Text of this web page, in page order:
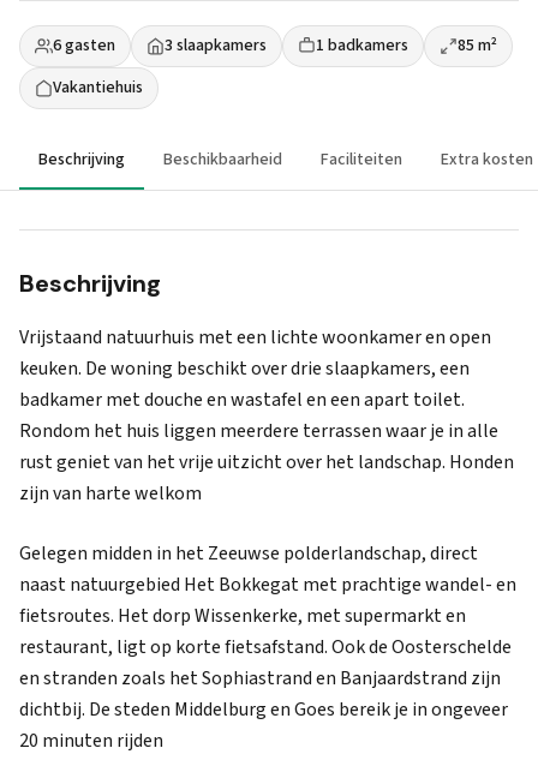
6 gasten 3 slaapkamers 1 badkamers
85 m²
Vakantiehuis
Beschrijving Beschikbaarheid Faciliteiten Extra kosten
Beschrijving
Vrijstaand natuurhuis met een lichte woonkamer en open
keuken. De woning beschikt over drie slaapkamers, een
badkamer met douche en wastafel en een apart toilet.
Rondom het huis liggen meerdere terrassen waar je in alle
rust geniet van het vrije uitzicht over het landschap. Honden
zijn van harte welkom
Gelegen midden in het Zeeuwse polderlandschap, direct
naast natuurgebied Het Bokkegat met prachtige wandel- en
fietsroutes. Het dorp Wissenkerke, met supermarkt en
restaurant, ligt op korte fietsafstand. Ook de Oosterschelde
en stranden zoals het Sophiastrand en Banjaardstrand zijn
dichtbij. De steden Middelburg en Goes bereik je in ongeveer
20 minuten rijden